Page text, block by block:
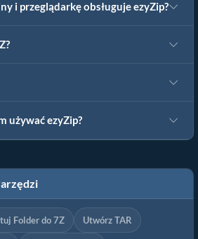
i przeglądarkę obsługuje ezyZip?
używać ezyZip?
Folder do 7Z Utwórz TAR